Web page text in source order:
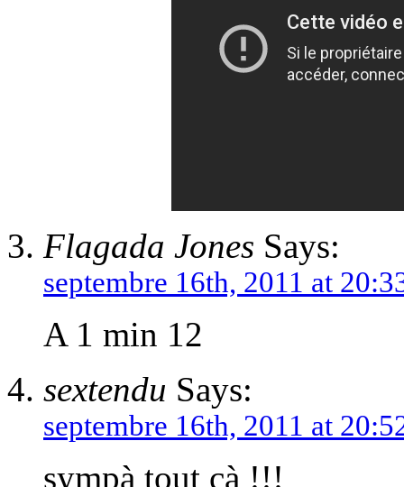
Flagada Jones Says:
septembre 16th, 2011 at
A 1 min 12
sextendu Says:
septembre 16th, 2011 at
sympà tout çà !!!